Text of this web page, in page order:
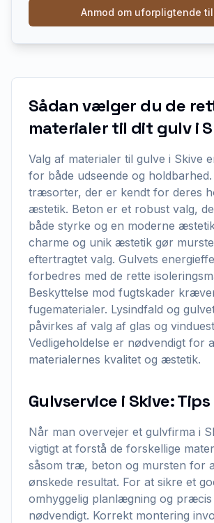
Anmod om uforpligtende
Sådan vælger du de
materialer til dit gulv i
Valg af materialer til gulve i Skive
for både udseende og
træsorter, der er kendt for deres
æstetik. Beton er et robust valg,
både styrke og en moderne
charme og unik æstetik gør
eftertragtet valg. Gulvets
forbedres med de rette
Beskyttelse mod fugtskader
fugematerialer. Lysindfald og
påvirkes af valg af glas og
Vedligeholdelse er nødvendigt for
materialernes kvalitet og æstetik.
Gulvservice i Skive:
Når man overvejer et gulvfirma i
vigtigt at forstå de forskellige
såsom træ, beton og mursten for
ønskede resultat. For at sikre et
omhyggelig planlægning og præcis
nødvendigt. Korrekt montering